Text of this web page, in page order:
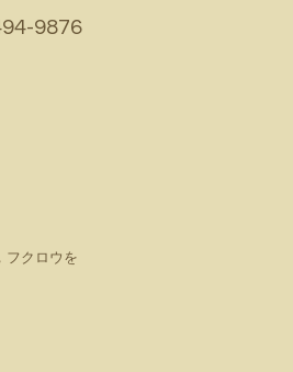
9876
フクロウを